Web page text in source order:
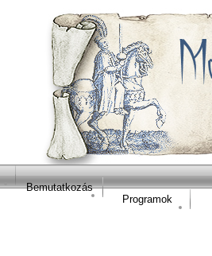
Bemutatkozás
Programok